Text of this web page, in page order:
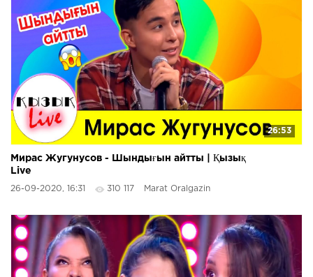
26:53
Мирас Жугунусов - Шындығын айтты | Қызық
Live
26-09-2020, 16:31 310 117 Marat Oralgazin